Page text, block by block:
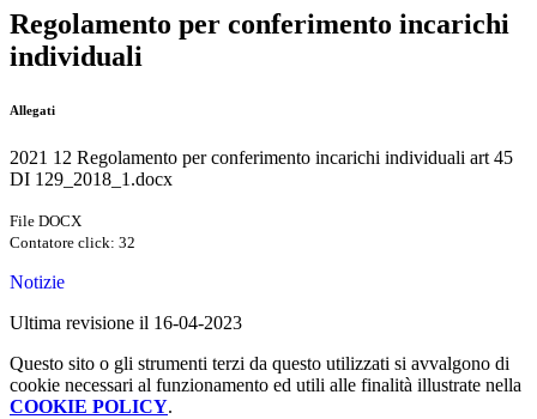
Regolamento per conferimento incarichi
individuali
Allegati
2021 12 Regolamento per conferimento incarichi individuali art 45
DI 129_2018_1.docx
File DOCX
Contatore click: 32
Notizie
Ultima revisione il 16-04-2023
Questo sito o gli strumenti terzi da questo utilizzati si avvalgono di
cookie necessari al funzionamento ed utili alle finalità illustrate nella
COOKIE POLICY.